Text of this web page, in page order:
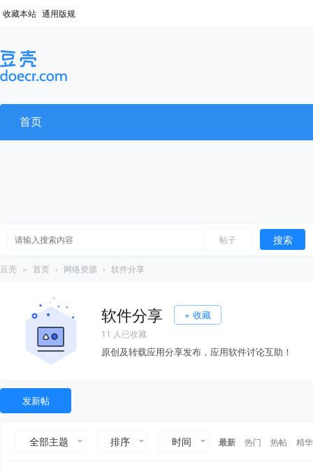
收藏本站 通用版规
首页
帖子 搜索
豆壳 » 首页 › 网络资源 › 软件分享
软件分享 + 收藏
11 人已收藏
原创及转载应用分享发布，应用软件讨论互助！
发新帖
全部主题 排序 时间 最新 热门 热帖 精华